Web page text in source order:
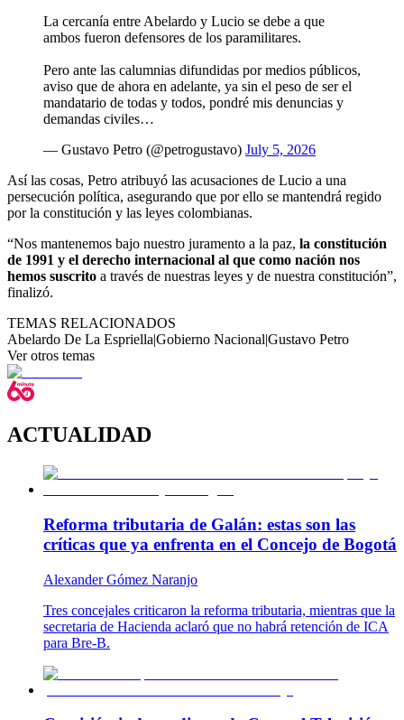
La cercanía entre Abelardo y Lucio se debe a que
ambos fueron defensores de los paramilitares.
Pero ante las calumnias difundidas por medios públicos,
aviso que de ahora en adelante, ya sin el peso de ser el
mandatario de todas y todos, pondré mis denuncias y
demandas civiles…
— Gustavo Petro (@petrogustavo) July 5, 2026
Así las cosas, Petro atribuyó las acusaciones de Lucio a una
persecución política, asegurando que por ello se mantendrá regido
por la constitución y las leyes colombianas.
“Nos mantenemos bajo nuestro juramento a la paz, la constitución
de 1991 y el derecho internacional al que como nación nos
hemos suscrito a través de nuestras leyes y de nuestra constitución”,
finalizó.
TEMAS RELACIONADOS
Abelardo De La Espriella|Gobierno Nacional|Gustavo Petro
Ver otros temas
ACTUALIDAD
Reforma tributaria de Galán: estas son las
críticas que ya enfrenta en el Concejo de Bogotá
Alexander Gómez Naranjo
Tres concejales criticaron la reforma tributaria, mientras que la
secretaria de Hacienda aclaró que no habrá retención de ICA
para Bre-B.